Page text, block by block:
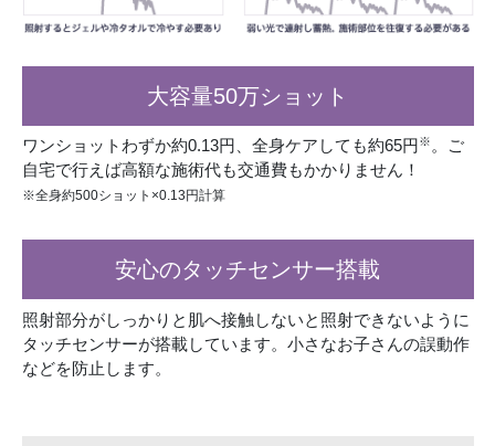
大容量50万ショット
ワンショットわずか約0.13円、全身ケアしても約65円※ 。ご
自宅で行えば高額な施術代も交通費もかかりません！
※全身約500ショット×0.13円計算
安心のタッチセンサー搭載
照射部分がしっかりと肌へ接触しないと照射できないように
タッチセンサーが搭載しています。小さなお子さんの誤動作
などを防止します。